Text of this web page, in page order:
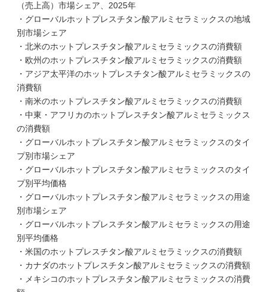
（売上高）市場シェア、2025年
・グローバルホットプレスチタン酸アルミセラミックスの地域
別市場シェア
・北米のホットプレスチタン酸アルミセラミックスの消費額
・欧州のホットプレスチタン酸アルミセラミックスの消費額
・アジア太平洋のホットプレスチタン酸アルミセラミックスの
消費額
・南米のホットプレスチタン酸アルミセラミックスの消費額
・中東・アフリカのホットプレスチタン酸アルミセラミックス
の消費額
・グローバルホットプレスチタン酸アルミセラミックスのタイ
プ別市場シェア
・グローバルホットプレスチタン酸アルミセラミックスのタイ
プ別平均価格
・グローバルホットプレスチタン酸アルミセラミックスの用途
別市場シェア
・グローバルホットプレスチタン酸アルミセラミックスの用途
別平均価格
・米国のホットプレスチタン酸アルミセラミックスの消費額
・カナダのホットプレスチタン酸アルミセラミックスの消費額
・メキシコのホットプレスチタン酸アルミセラミックスの消費